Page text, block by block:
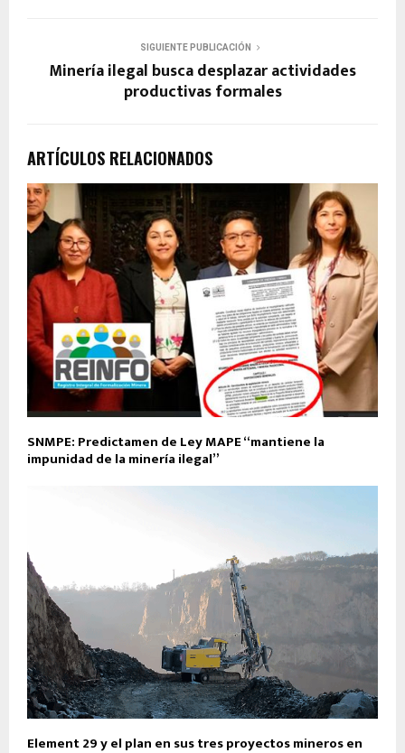
SIGUIENTE PUBLICACIÓN
Minería ilegal busca desplazar actividades
productivas formales
ARTÍCULOS RELACIONADOS
SNMPE: Predictamen de Ley MAPE “mantiene la
impunidad de la minería ilegal”
Element 29 y el plan en sus tres proyectos mineros en